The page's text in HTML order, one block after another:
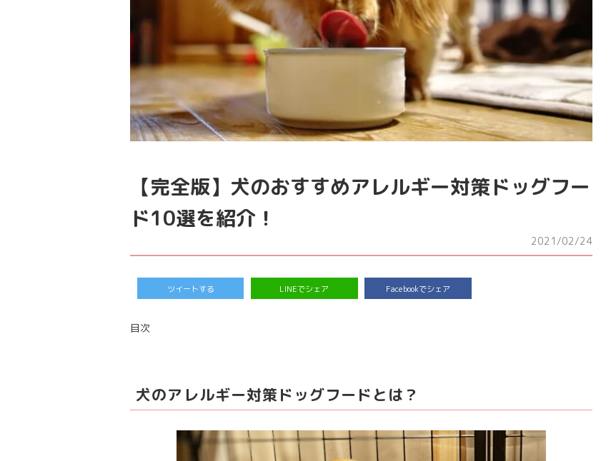
【完全版】犬のおすすめアレルギー対策ドッグフー
ド10選を紹介！
2021/02/24
ツイートする LINEでシェア Facebookでシェア
目次
犬のアレルギー対策ドッグフードとは？